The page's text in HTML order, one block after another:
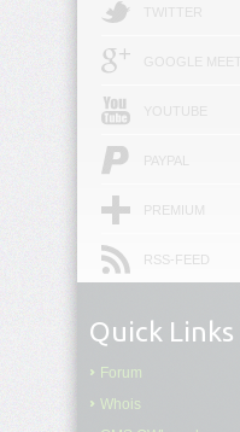
border-
block-
block-
block-
end-
block-
style
TWITTER
GOOGLE MEET
YOUTUBE
PAYPAL
PREMIUM
RSS-FEED
Quick Links
Forum
Whois